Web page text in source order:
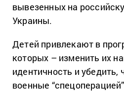
вывезенных на
Украины.
Детей привлекают в
которых – изменить их
идентичность и убедить,
военные “спецоперацией”